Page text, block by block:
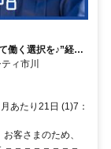
働く選択を♪”経験
ィ市川
あたり21日 (1)7：
客さまのため、